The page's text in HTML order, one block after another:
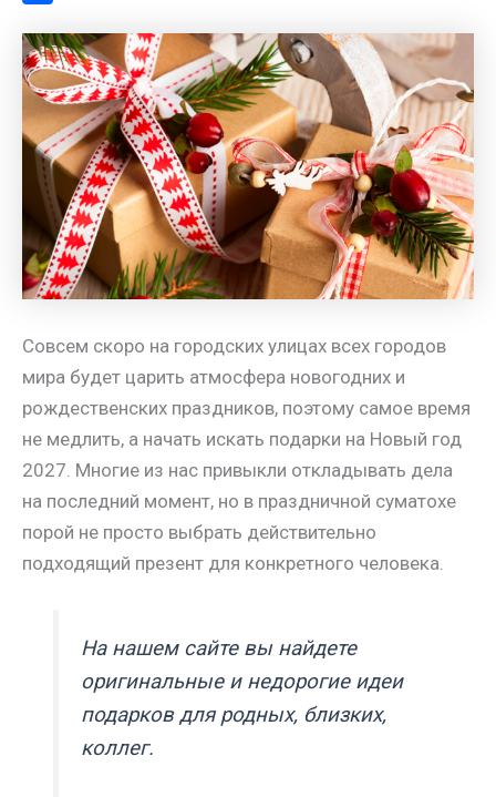
m
a
s
s
n
k
i
A
p
p
e
r
e
s
a
i
l
т
п
р
а
и
т
ь
Совсем скоро на городских улицах всех городов
мира будет царить атмосфера новогодних и
рождественских праздников, поэтому самое время
не медлить, а начать искать подарки на Новый год
2027. Многие из нас привыкли откладывать дела
на последний момент, но в праздничной суматохе
порой не просто выбрать действительно
подходящий презент для конкретного человека.
На нашем сайте вы найдете
оригинальные и недорогие идеи
подарков для родных, близких,
коллег.